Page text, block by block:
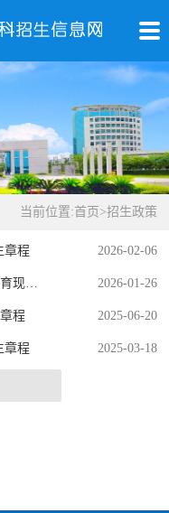
当前位置:首页 >招生政策
章程 2026-02-06
广东省教育厅关于做好2026年省高职教育现代学徒制试点工作的通知 2026-01-26
程 2025-06-20
章程 2025-03-18